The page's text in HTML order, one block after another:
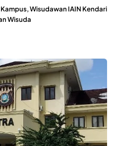
Wisudawan IAIN Kendari
Wisuda